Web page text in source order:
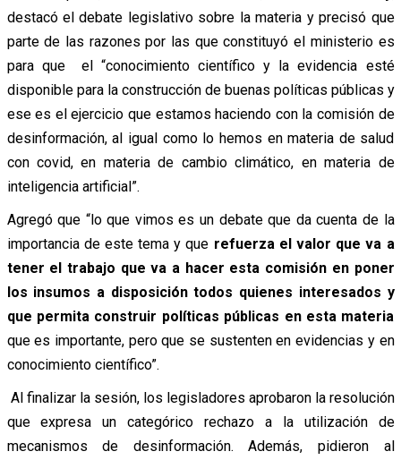
destacó el debate legislativo sobre la materia y precisó que
parte de las razones por las que constituyó el ministerio es
para que el “conocimiento científico y la evidencia esté
disponible para la construcción de buenas políticas públicas y
ese es el ejercicio que estamos haciendo con la comisión de
desinformación, al igual como lo hemos en materia de salud
con covid, en materia de cambio climático, en materia de
inteligencia artificial”.
Agregó que “lo que vimos es un debate que da cuenta de la
importancia de este tema y que refuerza el valor que va a
tener el trabajo que va a hacer esta comisión en poner
los insumos a disposición todos quienes interesados y
que permita construir políticas públicas en esta materia
que es importante, pero que se sustenten en evidencias y en
conocimiento científico”.
Al finalizar la sesión, los legisladores aprobaron la resolución
que expresa un categórico rechazo a la utilización de
mecanismos de desinformación. Además, pidieron al